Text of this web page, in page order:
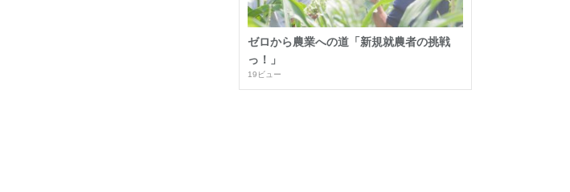
ゼロから農業への道「新規就農者の挑戦
っ！」
19ビュー